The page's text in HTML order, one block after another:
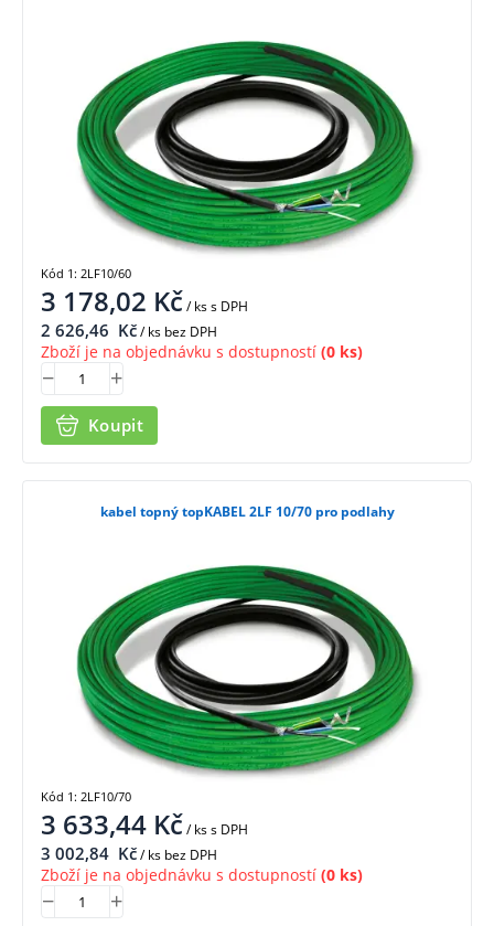
3 178,02 Kč/ kss DPH
2 626,46 Kč/ ks bez DPH
Zboží je na objednávku s dostupností (0 ks)
Koupit
Kód 1: 2LF10/60
kabel topný topKABEL 2LF 10/70 pro podlahy
3 633,44 Kč/ kss DPH
3 002,84 Kč/ ks bez DPH
Zboží je na objednávku s dostupností (0 ks)
Kód 1: 2LF10/70